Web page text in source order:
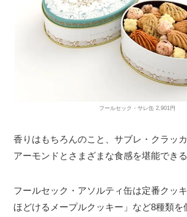
フールセック・サレ缶 2,901円
香りはもちろんのこと、サブレ・クラッ
アーモンドとさまざまな食感を堪能でき
フールセック・アソルティ缶は定番クッ
ほどけるメープルクッキー」など8種類を